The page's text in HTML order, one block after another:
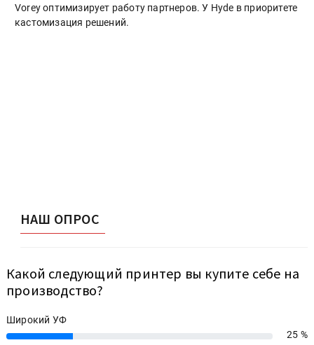
Vorey оптимизирует работу партнеров. У Hyde в приоритете
кастомизация решений.
НАШ ОПРОС
Какой следующий принтер вы купите себе на
производство?
Широкий УФ
25% 25 %